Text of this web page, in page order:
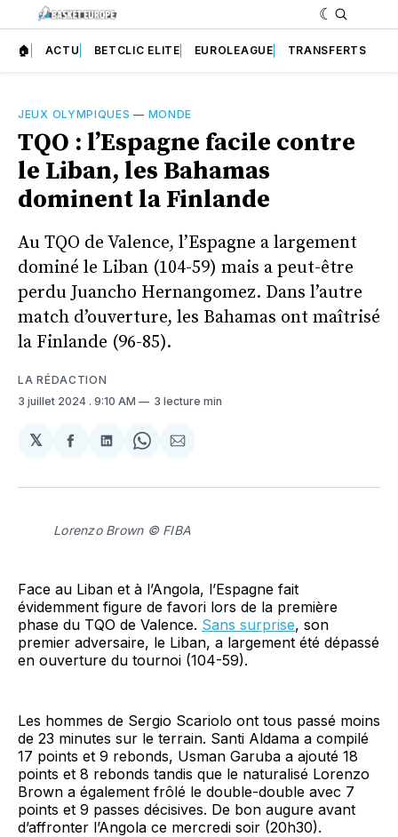
🏠 ACTU BETCLIC ELITE EUROLEAGUE TRANSFERTS
JEUX OLYMPIQUES — MONDE
TQO : l’Espagne facile contre
le Liban, les Bahamas
dominent la Finlande
Au TQO de Valence, l’Espagne a largement
dominé le Liban (104-59) mais a peut-être
perdu Juancho Hernangomez. Dans l’autre
match d’ouverture, les Bahamas ont maîtrisé
la Finlande (96-85).
LA RÉDACTION
3 juillet 2024 . 9:10 AM 3 lecture min
𝕏
Partager
Facebook
Partager
LinkedIn
Share
WhatsApp
Partager
Courriel
Lorenzo Brown © FIBA
Face au Liban et à l’Angola, l’Espagne fait
évidemment figure de favori lors de la première
phase du TQO de Valence. Sans surprise, son
premier adversaire, le Liban, a largement été dépassé
en ouverture du tournoi (104-59).
Les hommes de Sergio Scariolo ont tous passé moins
de 23 minutes sur le terrain. Santi Aldama a compilé
17 points et 9 rebonds, Usman Garuba a ajouté 18
points et 8 rebonds tandis que le naturalisé Lorenzo
Brown a également frôlé le double-double avec 7
points et 9 passes décisives. De bon augure avant
d’affronter l’Angola ce mercredi soir (20h30).